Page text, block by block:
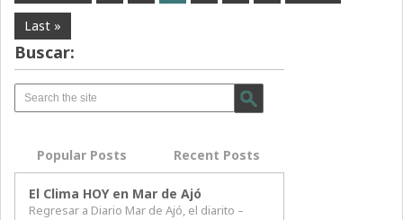
Last »
Buscar:
Popular Posts Recent Posts
El Clima HOY en Mar de Ajó
Regresar a Diario Mar de Ajó, el diarito –